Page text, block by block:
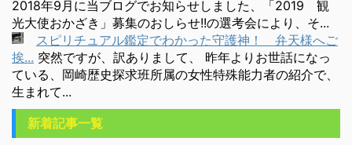
2018年9月に当ブログでお知らせしました、「2019 観
光大使おかざき」募集のおしらせ!!の選考会により、そ...
スピリチュアル鑑定でわかった守護神！ 弁天様へご
挨... 突然ですが、訳ありまして、 昨年よりお世話になっ
ている、岡崎歴史探求班所属の女性特殊能力者の紹介で、
生まれて...
新着記事一覧